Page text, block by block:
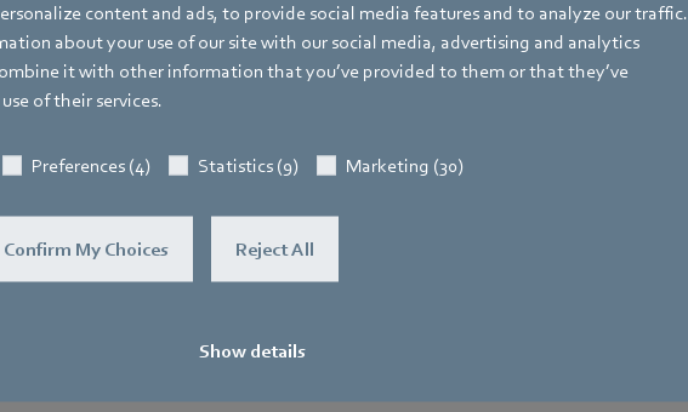
content and ads, to provide social media features and to analyze our traffic.
about your use of our site with our social media, advertising and analytics
it with other information that you’ve provided to them or that they’ve
of their services.
Preferences (4) Statistics (9) Marketing (30)
Confirm My Choices Reject All
Show details